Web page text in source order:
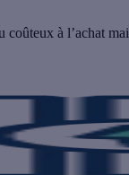
coûteux à l’achat